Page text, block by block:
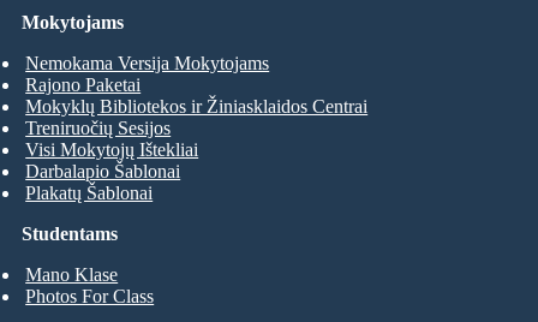
Studentams
Mano Klase
Photos For Class
Mokytojams
Nemokama Versija Mokytojams
Rajono Paketai
Mokyklų Bibliotekos ir Žiniasklaidos Centrai
Treniruočių Sesijos
Visi Mokytojų Ištekliai
Darbalapio Šablonai
Plakatų Šablonai